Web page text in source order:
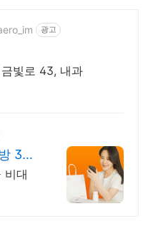
광고
빛로 43, 내과
365
비대